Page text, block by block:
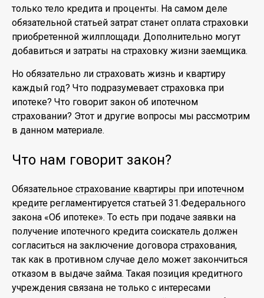
только тело кредита и проценты. На самом деле
обязательной статьей затрат станет оплата страховки
приобретенной жилплощади. Дополнительно могут
добавиться и затраты на страховку жизни заемщика.
Но обязательно ли страховать жизнь и квартиру
каждый год? Что подразумевает страховка при
ипотеке? Что говорит закон об ипотечном
страховании? Этот и другие вопросы мы рассмотрим
в данном материале.
Что нам говорит закон?
Обязательное страхование квартиры при ипотечном
кредите регламентируется статьей 31.Федерального
закона «Об ипотеке». То есть при подаче заявки на
получение ипотечного кредита соискатель должен
согласиться на заключение договора страхования,
так как в противном случае дело может закончиться
отказом в выдаче займа. Такая позиция кредитного
учреждения связана не только с интересами